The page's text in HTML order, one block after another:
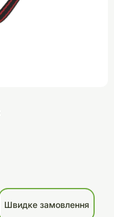
Швидке замовлення